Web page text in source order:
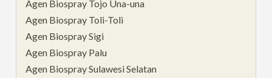
Agen Biospray Tojo Una-una
Agen Biospray Toli-Toli
Agen Biospray Sigi
Agen Biospray Palu
Agen Biospray Sulawesi Selatan